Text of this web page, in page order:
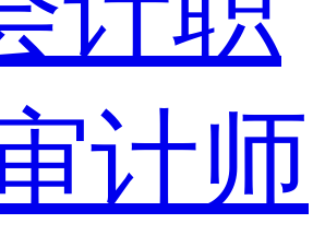
计师